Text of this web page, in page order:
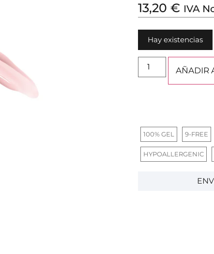
13,20 € IVA
Hay existencias
AÑADIR
100% GEL 9-FREE
HYPOALLERGENIC